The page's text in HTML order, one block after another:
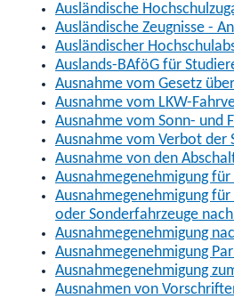
Ausländische
Ausländische Zeugnisse -
Ausländischer
Auslands-BAföG für
Ausnahme vom Gesetz
Ausnahme vom LKW-
Ausnahme vom Sonn- und
Ausnahme vom Verbot der
Ausnahme von den
Ausnahmegenehmigung
Ausnahmegenehmigung
oder Sonderfahrzeuge
Ausnahmegenehmigung
Ausnahmegenehmigung
Ausnahmegenehmigung
Ausnahmen von